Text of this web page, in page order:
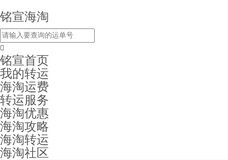
铭宣海淘
铭宣首页
我的转运
海淘运费
转运服务
海淘优惠
海淘攻略
海淘转运
海淘社区